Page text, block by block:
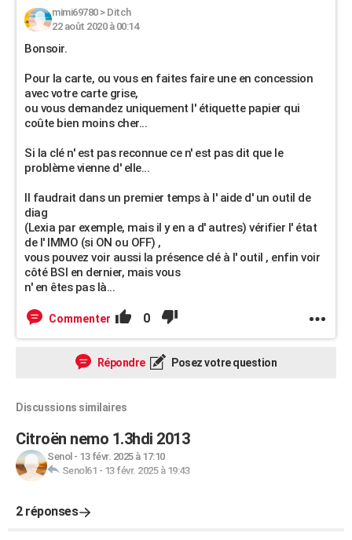
mimi69780> Ditch
22 août 2020 à 00:14
Bonsoir.
Pour la carte, ou vous en faites faire une en concession
avec votre carte grise,
ou vous demandez uniquement l' étiquette papier qui
coûte bien moins cher...
Si la clé n' est pas reconnue ce n' est pas dit que le
problème vienne d' elle...
Il faudrait dans un premier temps à l' aide d' un outil de
diag
(Lexia par exemple, mais il y en a d' autres) vérifier l' état
de l' IMMO (si ON ou OFF) ,
vous pouvez voir aussi la présence clé à l' outil , enfin voir
côté BSI en dernier, mais vous
n' en êtes pas là...
Commenter 0
Répondre Posez votre question
Discussions similaires
Citroën nemo 1.3hdi 2013
Senol - 13 févr. 2025 à 17:10
Senol61 - 13 févr. 2025 à 19:43
2 réponses